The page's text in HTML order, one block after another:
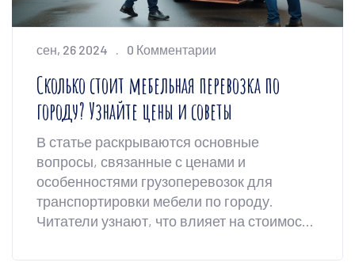
сен, 26 2024 0 Комментарии
Сколько стоит мебельная перевозка по
городу? Узнайте цены и советы
В статье раскрываются основные
вопросы, связанные с ценами и
особенностями грузоперевозок для
транспортировки мебели по городу.
Читатели узнают, что влияет на стоимость
и какие советы помогут сэкономить.